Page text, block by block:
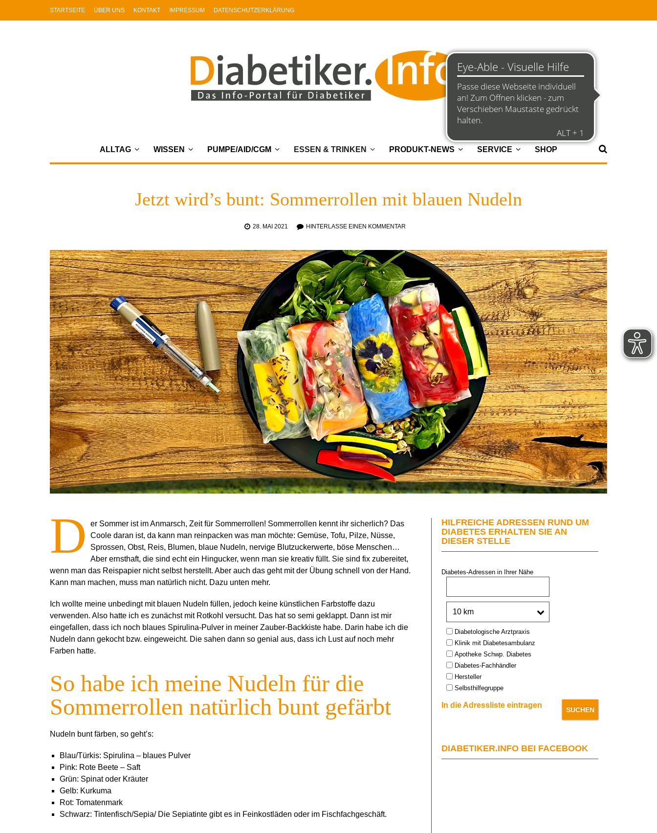
STARTSEITE ÜBER UNS KONTAKT IMPRESSUM DATENSCHUTZERKLÄRUNG
ALLTAG WISSEN PUMPE/AID/CGM ESSEN & TRINKEN PRODUKT-NEWS SERVICE SHOP
Jetzt wird’s bunt: Sommerrollen mit blauen Nudeln
28. MAI 2021 HINTERLASSE EINEN KOMMENTAR
D
er Sommer ist im Anmarsch, Zeit für Sommerrollen! Sommerrollen kennt ihr sicherlich? Das
Coole daran ist, da kann man reinpacken was man möchte: Gemüse, Tofu, Pilze, Nüsse,
Sprossen, Obst, Reis, Blumen, blaue Nudeln, nervige Blutzuckerwerte, böse Menschen…
Aber ernsthaft, die sind echt ein Hingucker, wenn man sie kreativ füllt. Sie sind fix zubereitet,
wenn man das Reispapier nicht selbst herstellt. Aber auch das geht mit der Übung schnell von der Hand.
Kann man machen, muss man natürlich nicht. Dazu unten mehr.
Ich wollte meine unbedingt mit blauen Nudeln füllen, jedoch keine künstlichen Farbstoffe dazu
verwenden. Also hatte ich es zunächst mit Rotkohl versucht. Das hat so semi geklappt. Dann ist mir
eingefallen, dass ich noch blaues Spirulina-Pulver in meiner Zauber-Backkiste habe. Darin habe ich die
Nudeln dann gekocht bzw. eingeweicht. Die sahen dann so genial aus, dass ich Lust auf noch mehr
Farben hatte.
So habe ich meine Nudeln für die
Sommerrollen natürlich bunt gefärbt
Nudeln bunt färben, so geht’s:
Blau/Türkis: Spirulina – blaues Pulver
Pink: Rote Beete – Saft
Grün: Spinat oder Kräuter
Gelb: Kurkuma
Rot: Tomatenmark
Schwarz: Tintenfisch/Sepia/ Die Sepiatinte gibt es in Feinkostläden oder im Fischfachgeschäft.
HILFREICHE ADRESSEN RUND UM
DIABETES ERHALTEN SIE AN
DIESER STELLE
Diabetes-Adressen in Ihrer Nähe
Type:Diabetologische Arztpraxis
Klinik mit Diabetesambulanz
Apotheke Schwp. Diabetes
Diabetes-Fachhändler
Hersteller
Selbsthilfegruppe
In die Adressliste eintragen
DIABETIKER.INFO BEI FACEBOOK